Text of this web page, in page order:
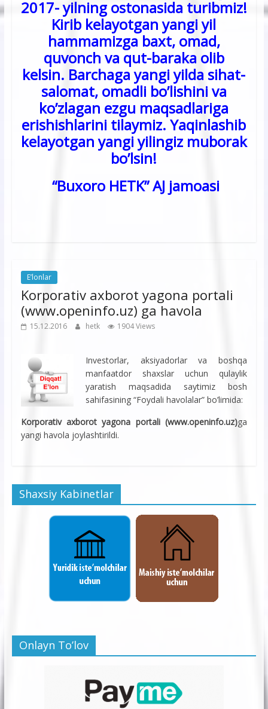
2017- yilning ostonasida turibmiz!
Kirib kelayotgan yangi yil
hammamizga baxt, omad,
quvonch va qut-baraka olib
kelsin. Barchaga yangi yilda sihat-
salomat, omadli bo’lishini va
ko’zlagan ezgu maqsadlariga
erishishlarini tilaymiz. Yaqinlashib
kelayotgan yangi yilingiz muborak
bo’lsin!
“Buxoro HETK” AJ jamoasi
E’lonlar
Korporativ axborot yagona portali
(www.openinfo.uz) ga havola
15.12.2016 hetk 1904 Views
Investorlar, aksiyadorlar va boshqa
manfaatdor shaxslar uchun qulaylik
yaratish maqsadida saytimiz bosh
sahifasining “Foydali havolalar” bo’limida:
Korporativ axborot yagona portali (www.openinfo.uz)ga
yangi havola joylashtirildi.
Shaxsiy Kabinetlar
Onlayn To’lov